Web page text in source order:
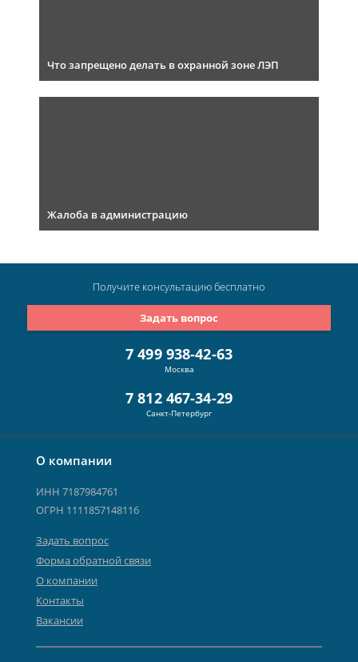
Что запрещено делать в охранной зоне ЛЭП
Жалоба в администрацию
О компании
ИНН 7187984761
ОГРН 1111857148116
Задать вопрос
Форма обратной связи
О компании
Контакты
Вакансии
7 499 938-42-63
Москва
7 812 467-34-29
Санкт-Петербург
Задать вопрос
Получите консультациюбесплатно